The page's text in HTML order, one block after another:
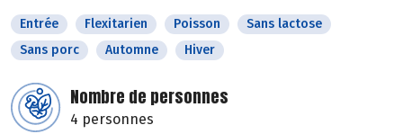
Entrée Flexitarien Poisson
Sans lactose
Sans porc
Automne Hiver
Nombre de personnes
4 personnes